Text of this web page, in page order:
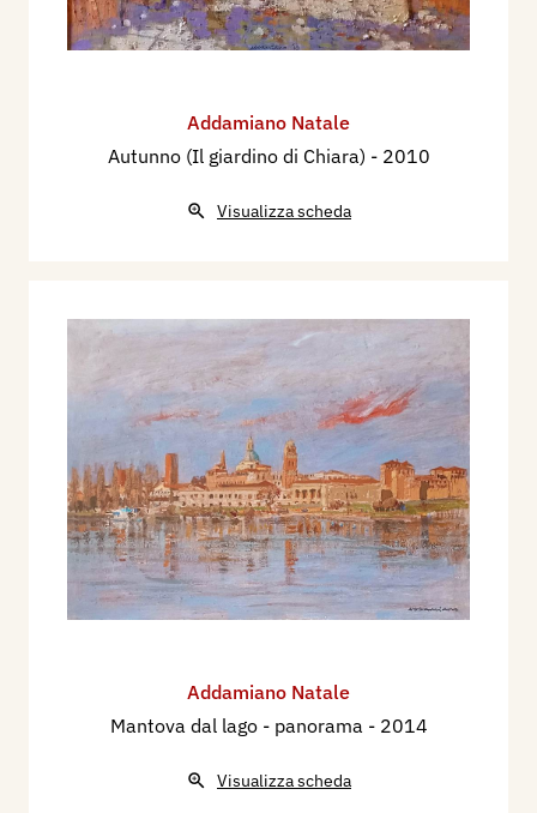
Addamiano Natale
Autunno (Il giardino di Chiara) - 2010
Visualizza scheda
Addamiano Natale
Mantova dal lago - panorama - 2014
Visualizza scheda